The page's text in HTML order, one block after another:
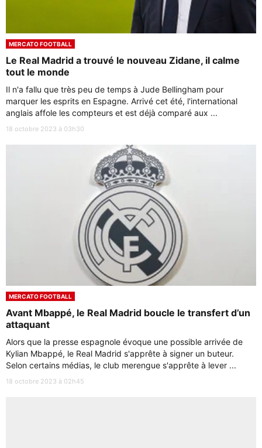
MERCATO FOOTBALL
Le Real Madrid a trouvé le nouveau Zidane, il calme
tout le monde
Il n'a fallu que très peu de temps à Jude Bellingham pour
marquer les esprits en Espagne. Arrivé cet été, l'international
anglais affole les compteurs et est déjà comparé aux ...
18 octobre 2023 à 03h30
MERCATO FOOTBALL
Avant Mbappé, le Real Madrid boucle le transfert d’un
attaquant
Alors que la presse espagnole évoque une possible arrivée de
Kylian Mbappé, le Real Madrid s'apprête à signer un buteur.
Selon certains médias, le club merengue s'apprête à lever ...
18 octobre 2023 à 02h45